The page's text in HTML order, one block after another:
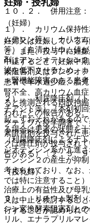
妊婦・授乳婦
（妊婦）
妊婦又は妊娠している
と。また、投与中に妊
中止すること（妊娠中
素阻害剤又はアンジオ
患者で羊水過少症、胎
腎不全、高カリウム血
ると推測される四肢拘
われたとの報告がある
クティブな疫学調査で
素阻害剤を投与された
クは降圧剤が投与され
告がある）〔２．５、
（授乳婦）
治療上の有益性及び母
又は中止を検討するこ
行することが認められて
１０．２． 併用注意：
１）． カリウム保持性
ムテレン等）、カリウ
等）［血清カリウム値
剤はアンジオテンシン
泌を低下させるため、
＞腎機能障害のある患
２）． 利尿降圧剤（ト
チアジド等）［本剤初
起こすおそれがあるの
る場合は患者の状態を
（利尿降圧剤によるナ
ジオテンシン系が亢進
テンシン２の産生が抑
考えられており、なお
では特に注意すること）
３）． リチウム製剤（
シン変換酵素阻害剤と
リル、エナラプリルマ